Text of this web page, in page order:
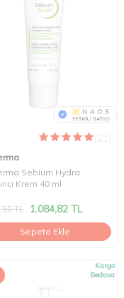
Sebium Hydra
Krem 40 ml
TL 1.084,82 TL
Sepete Ekle
Kargo
Bedava